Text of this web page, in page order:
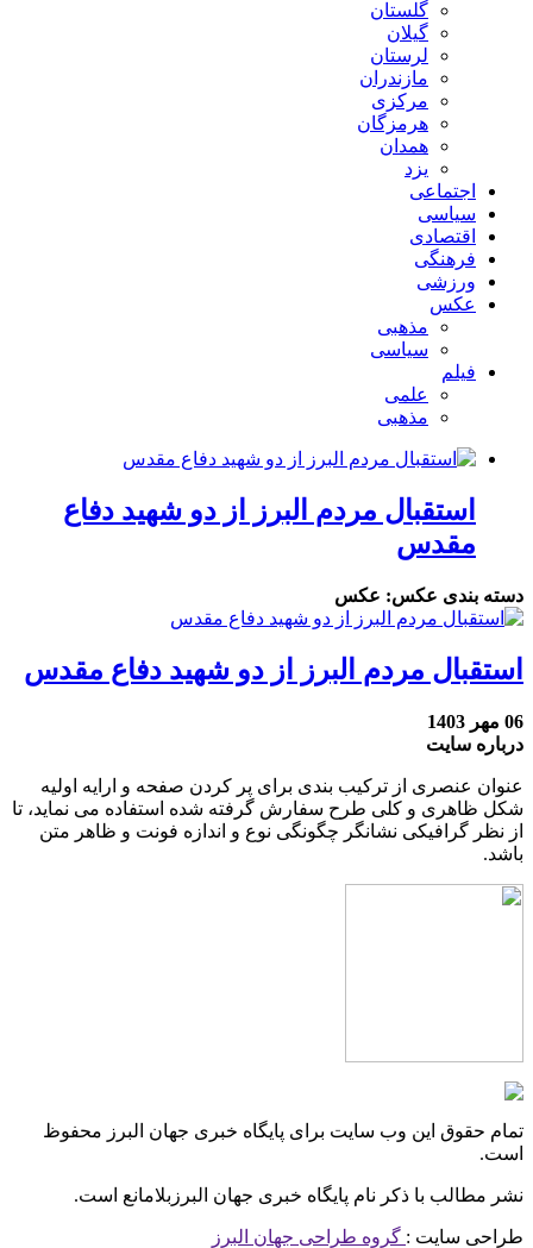
گلستان
گیلان
لرستان
مازندران
مرکزی
هرمزگان
همدان
یزد
اجتماعی
سیاسی
اقتصادی
فرهنگی
ورزشی
عکس
مذهبی
سیاسی
فیلم
علمی
مذهبی
استقبال مردم البرز از دو شهید دفاع
مقدس
دسته بندی عکس: عکس
استقبال مردم البرز از دو شهید دفاع مقدس
06 مهر 1403
درباره سایت
عنوان عنصری از ترکیب بندی برای پر کردن صفحه و ارایه اولیه
شکل ظاهری و کلی طرح سفارش گرفته شده استفاده می نماید، تا
از نظر گرافیکی نشانگر چگونگی نوع و اندازه فونت و ظاهر متن
باشد.
تمام حقوق این وب سایت برای پایگاه خبری جهان البرز محفوظ
است.
نشر مطالب با ذکر نام پایگاه خبری جهان البرزبلامانع است.
طراحی سایت : گروه طراحی جهان البرز